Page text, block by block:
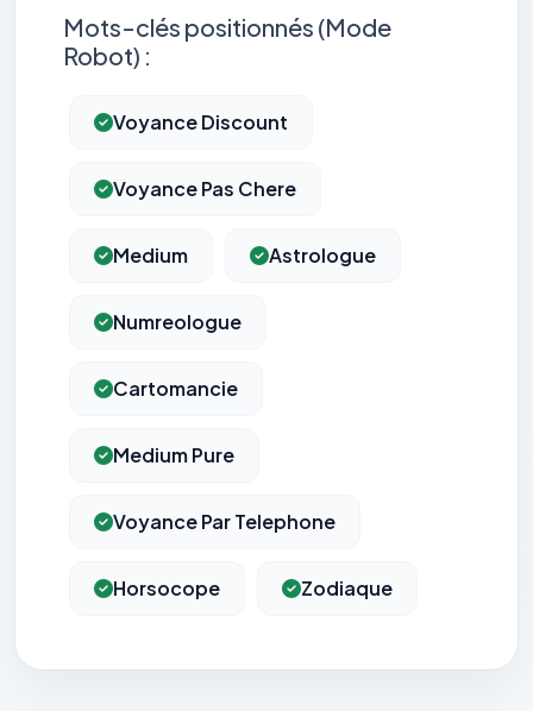
Mots-clés positionnés (Mode
Robot) :
Voyance Discount
Voyance Pas Chere
Medium Astrologue
Numreologue
Cartomancie
Medium Pure
Voyance Par Telephone
Horsocope Zodiaque